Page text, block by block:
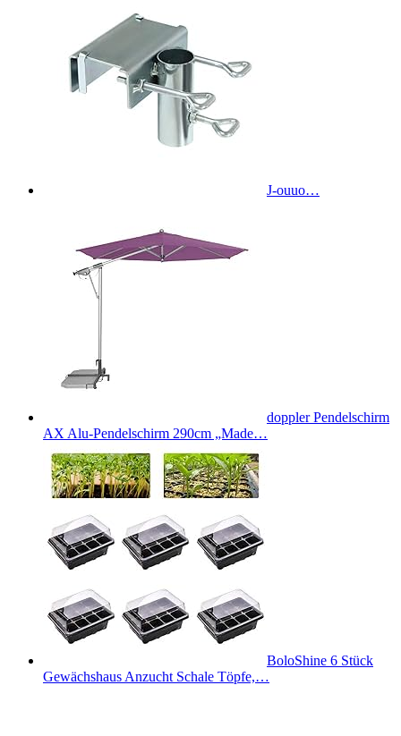
J-ouuo…
doppler Pendelschirm
AX Alu-Pendelschirm 290cm „Made…
BoloShine 6 Stück
Gewächshaus Anzucht Schale Töpfe,…